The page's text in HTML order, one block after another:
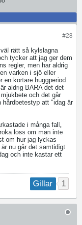
#28
rätt så kylslagna
tycker att jag ger dem
regler, men har aldrig
varken i sjö eller
en kortare huggperiod
aldrig BARA det det
och det går
hårdbetestyp att "idag är
i många fall,
loss om man inte
om hur jag lyckas
nu går det samtidigt
och inte kastar ett
Gillar 1